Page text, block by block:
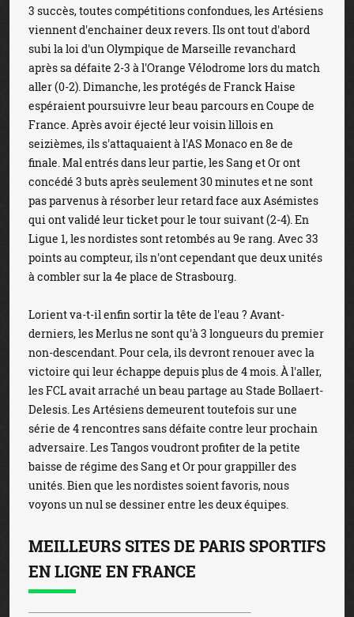
3 succès, toutes compétitions confondues, les Artésiens
viennent d'enchainer deux revers. Ils ont tout d'abord
subi la loi d'un Olympique de Marseille revanchard
après sa défaite 2-3 à l'Orange Vélodrome lors du match
aller (0-2). Dimanche, les protégés de Franck Haise
espéraient poursuivre leur beau parcours en Coupe de
France. Après avoir éjecté leur voisin lillois en
seizièmes, ils s'attaquaient à l'AS Monaco en 8e de
finale. Mal entrés dans leur partie, les Sang et Or ont
concédé 3 buts après seulement 30 minutes et ne sont
pas parvenus à résorber leur retard face aux Asémistes
qui ont validé leur ticket pour le tour suivant (2-4). En
Ligue 1, les nordistes sont retombés au 9e rang. Avec 33
points au compteur, ils n'ont cependant que deux unités
à combler sur la 4e place de Strasbourg.
Lorient va-t-il enfin sortir la tête de l'eau ? Avant-
derniers, les Merlus ne sont qu'à 3 longueurs du premier
non-descendant. Pour cela, ils devront renouer avec la
victoire qui leur échappe depuis plus de 4 mois. À l'aller,
les FCL avait arraché un beau partage au Stade Bollaert-
Delesis. Les Artésiens demeurent toutefois sur une
série de 4 rencontres sans défaite contre leur prochain
adversaire. Les Tangos voudront profiter de la petite
baisse de régime des Sang et Or pour grappiller des
unités. Bien que les nordistes soient favoris, nous
voyons un nul se dessiner entre les deux équipes.
MEILLEURS SITES DE PARIS SPORTIFS
EN LIGNE EN FRANCE